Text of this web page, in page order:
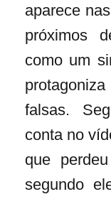
aparece
próximos
como um
falsas.
conta no
que
segundo